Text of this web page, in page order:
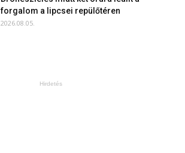
forgalom a lipcsei repülőtéren
2026.08.05.
Hirdetés